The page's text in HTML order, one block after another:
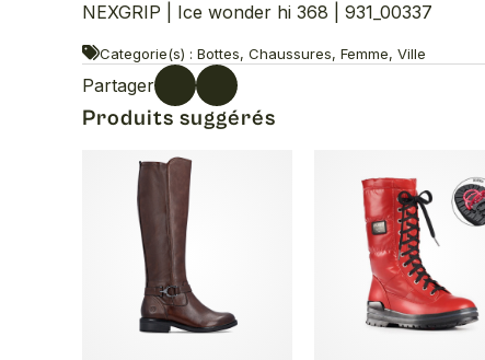
NEXGRIP | Ice wonder hi 368 | 931_00337
Categorie(s) : Bottes, Chaussures, Femme, Ville
Partager
Produits suggérés